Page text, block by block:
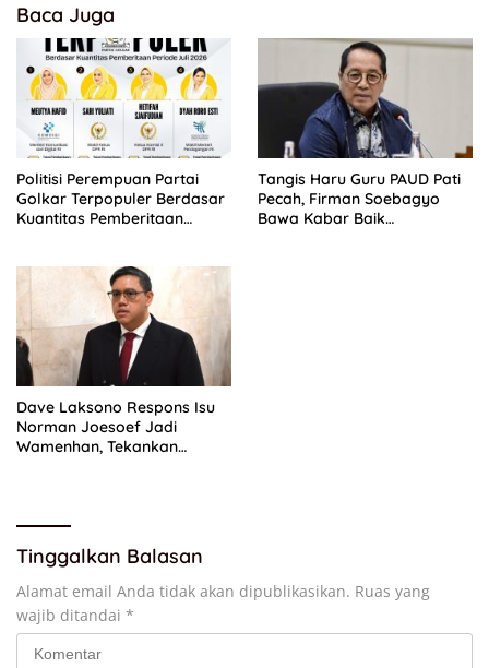
Baca Juga
Politisi Perempuan Partai
Golkar Terpopuler Berdasar
Kuantitas Pemberitaan
Tangis Haru Guru PAUD Pati
Pecah, Firman Soebagyo
Bawa Kabar Baik
Dave Laksono Respons Isu
Norman Joesoef Jadi
Wamenhan, Tekankan
Tinggalkan Balasan
Alamat email Anda tidak akan dipublikasikan. Ruas yang
wajib ditandai *